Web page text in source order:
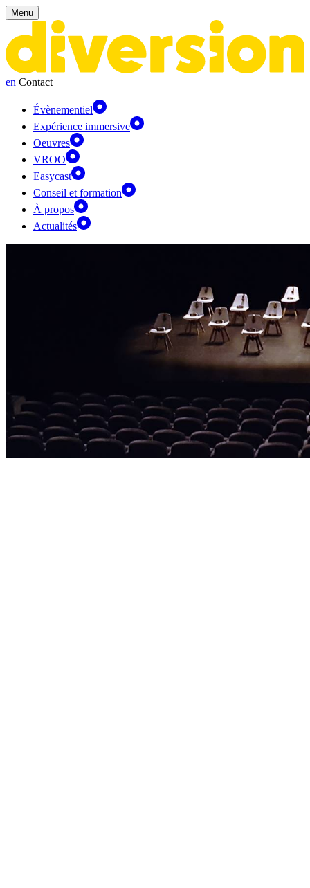
Panneau de gestion des cookies
Menu
en Contact
Évènementiel
Expérience immersive
Oeuvres
VROO
Easycast
Conseil et formation
À propos
Actualités